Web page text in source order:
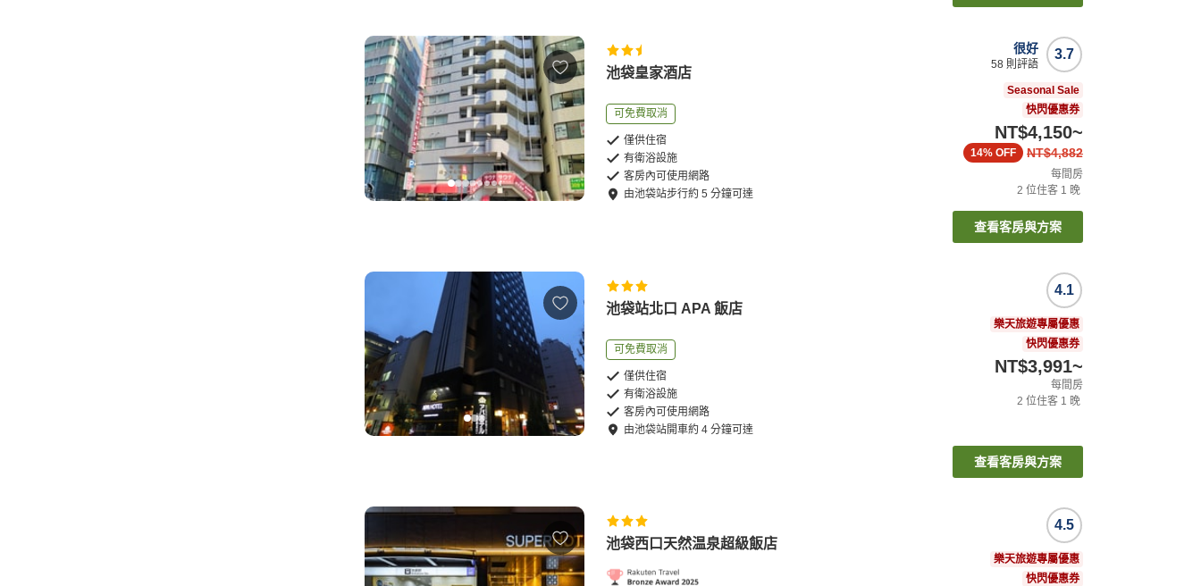
池袋皇家酒店
可免費取消
僅供住宿
有衛浴設施
客房內可使用網路
由池袋站步行約5 分鐘可達
3.7
很好
58 則評語
Seasonal Sale
快閃優惠券
NT$4,150~
NT$4,882
14% OFF
每間房
2 位住客 1 晚
查看客房與方案
池袋站北口 APA 飯店
可免費取消
僅供住宿
有衛浴設施
客房內可使用網路
由池袋站開車約4 分鐘可達
4.1
樂天旅遊專屬優惠
快閃優惠券
NT$3,991~
每間房
2 位住客 1 晚
查看客房與方案
池袋西口天然温泉超級飯店
4.5
樂天旅遊專屬優惠
快閃優惠券